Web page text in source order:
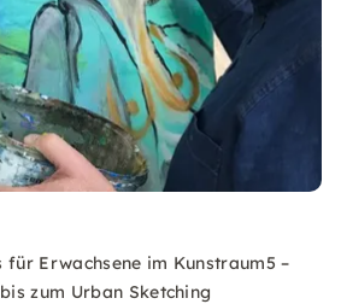
Erwachsene im Kunstraum5 –
zum Urban Sketching